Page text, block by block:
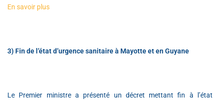
En savoir plus
3) Fin de l’état d’urgence sanitaire à Mayotte et en Guyane
Le Premier ministre a présenté un décret mettant fin à l’état